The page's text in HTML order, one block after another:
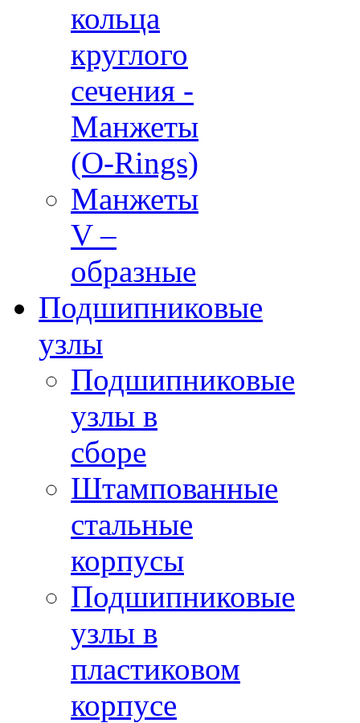
кольца
круглого
сечения -
Манжеты
(O-Rings)
Манжеты
V –
образные
Подшипниковые
узлы
Подшипниковые
узлы в
сборе
Штампованные
стальные
корпусы
Подшипниковые
узлы в
пластиковом
корпусе